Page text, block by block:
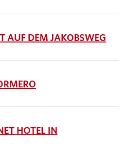
AUF DEM JAKOBSWEG
HOTEL IN